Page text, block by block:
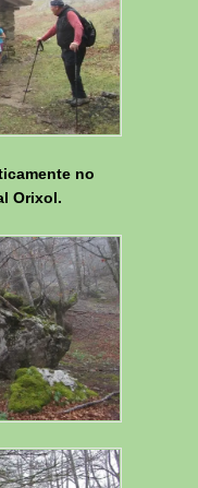
no
Orixol.